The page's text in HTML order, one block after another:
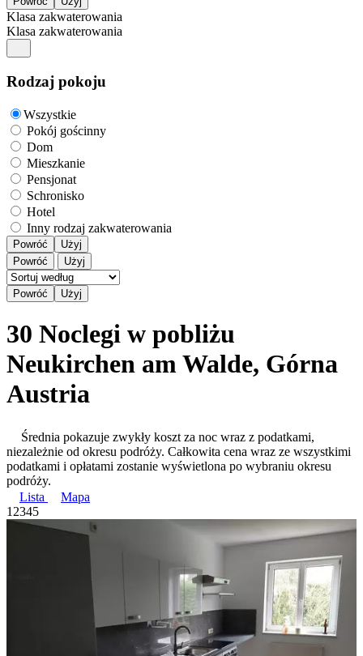
Klasa zakwaterowania
Klasa zakwaterowania
Rodzaj pokoju
Wszystkie
Pokój gościnny
Dom
Mieszkanie
Pensjonat
Schronisko
Hotel
Inny rodzaj zakwaterowania
Powróć
Użyj
Powróć
Użyj
30 Noclegi w pobliżu
Neukirchen am Walde, Górna
Austria
Średnia pokazuje zwykły koszt za noc wraz z podatkami,
niezależnie od okresu podróży. Całkowita cena wraz ze wszystkimi
podatkami i opłatami zostanie wyświetlona po wybraniu okresu
podróży.
Lista
Mapa
1 2345